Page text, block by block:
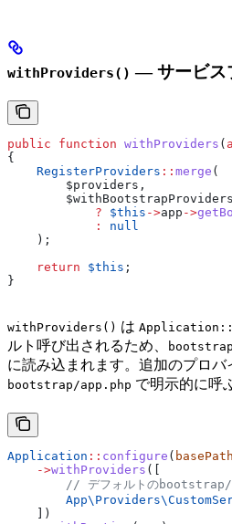
withProviders() — サービス
public function withProviders (
{
    RegisterProviders
:: merge (
        $providers
,
        $withBootstrapProviders
            ?
$this ->app ->
            :
null
    );
    return
$this ;
}
withProviders() は
ルト呼び出されるため、
に読み込まれます。追加のプロ
bootstrap/app.php で明示的に呼
Application :: configure ( basePath
    ->
withProviders ([
// デフォルトのbootstrap/
        App\Providers\
    ])